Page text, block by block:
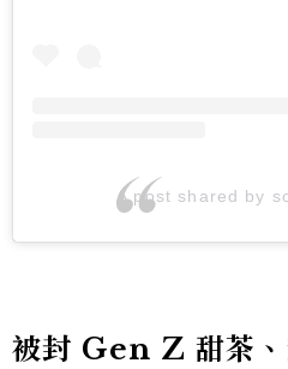
A post shared by
被封 Gen Z 甜茶